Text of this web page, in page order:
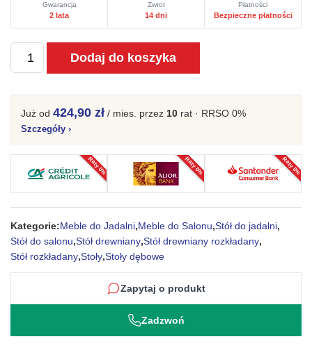
Gwarancja
2 lata
Zwrot
14 dni
Płatności
Bezpieczne płatności
ilość
Klasyczny
dębowy
stół
Basic
Dodaj do koszyka
Już od 424,90 zł / mies. przez 10 rat · RRSO 0%
Szczegóły ›
Raty 0% Raty 0% Raty 0%
Kategorie:Meble do Jadalni,Meble do Salonu,Stół do jadalni,
Stół do salonu,Stół drewniany,Stół drewniany rozkładany,
Stół rozkładany,Stoły,Stoły dębowe
Zapytaj o produkt
Zadzwoń